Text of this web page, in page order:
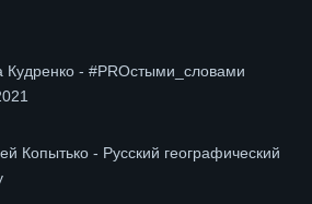
Кудренко - #PROстыми_словами
Копытько - Русский географический